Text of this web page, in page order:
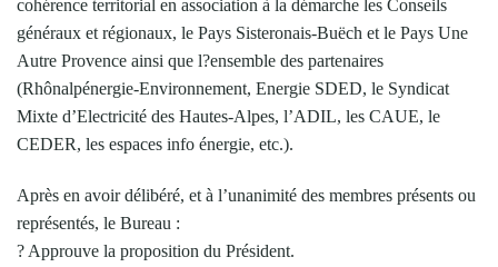
cohérence territorial en association à la démarche les Conseils
généraux et régionaux, le Pays Sisteronais-Buëch et le Pays Une
Autre Provence ainsi que l?ensemble des partenaires
(Rhônalpénergie-Environnement, Energie SDED, le Syndicat
Mixte d’Electricité des Hautes-Alpes, l’ADIL, les CAUE, le
CEDER, les espaces info énergie, etc.).
Après en avoir délibéré, et à l’unanimité des membres présents ou
représentés, le Bureau :
? Approuve la proposition du Président.